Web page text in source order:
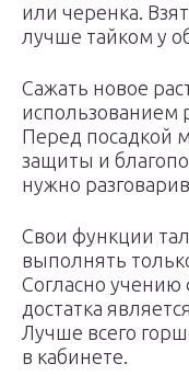
или черенка.
лучше тайком у
Сажать новое
использованием
Перед посадкой
защиты и
нужно
Свои функции
выполнять
Согласно учению
достатка
Лучше всего
в кабинете.